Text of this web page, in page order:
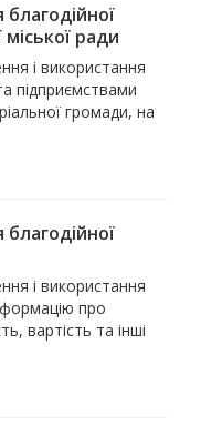
ради
і використання
підприємствами
громади, на
і використання
про
вартість та інші